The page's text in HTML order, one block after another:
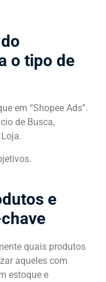
o tipo de
em “Shopee Ads”.
de Busca,
e
quais produtos
aqueles com
estoque e